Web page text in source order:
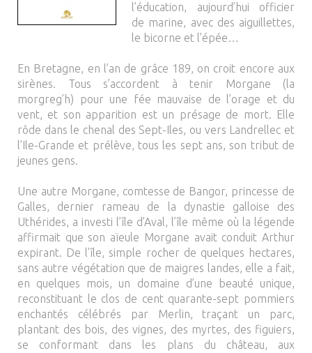
l’éducation, aujourd’hui officier
de marine, avec des aiguillettes,
le bicorne et l’épée…
En Bretagne, en l’an de grâce 189, on croit encore aux
sirènes. Tous s’accordent à tenir Morgane (la
morgreg’h) pour une fée mauvaise de l’orage et du
vent, et son apparition est un présage de mort. Elle
rôde dans le chenal des Sept-Iles, ou vers Landrellec et
l’Ile-Grande et prélève, tous les sept ans, son tribut de
jeunes gens.
Une autre Morgane, comtesse de Bangor, princesse de
Galles, dernier rameau de la dynastie galloise des
Uthérides, a investi l’île d’Aval, l’île même où la légende
affirmait que son aïeule Morgane avait conduit Arthur
expirant. De l’île, simple rocher de quelques hectares,
sans autre végétation que de maigres landes, elle a fait,
en quelques mois, un domaine d’une beauté unique,
reconstituant le clos de cent quarante-sept pommiers
enchantés célébrés par Merlin, traçant un parc,
plantant des bois, des vignes, des myrtes, des figuiers,
se conformant dans les plans du château, aux